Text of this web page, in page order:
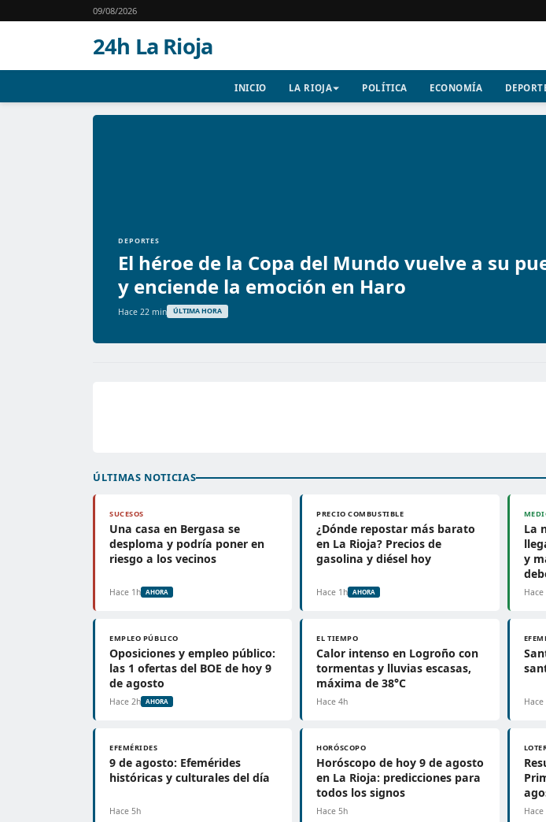
09/08/2026
24h La Rioja
INICIO LA RIOJA POLÍTICA ECONOMÍA
DEPORTES
El héroe de la Copa del Mundo vuelve a su
y enciende la emoción en Haro
Hace 22 min ÚLTIMA HORA
ÚLTIMAS NOTICIAS
SUCESOS
Una casa en Bergasa se
desploma y podría poner en
riesgo a los vecinos
Hace 1h AHORA
PRECIO COMBUSTIBLE
¿Dónde repostar más barato
en La Rioja? Precios de
gasolina y diésel hoy
Hace 1h AHORA
La
y
Hace
EMPLEO PÚBLICO
Oposiciones y empleo público:
las 1 ofertas del BOE de hoy 9
de agosto
Hace 2h AHORA
EL TIEMPO
Calor intenso en Logroño con
tormentas y lluvias escasas,
máxima de 38°C
Hace 4h Hace
EFEMÉRIDES
9 de agosto: Efemérides
históricas y culturales del día
Hace 5h
HORÓSCOPO
Horóscopo de hoy 9 de agosto
en La Rioja: predicciones para
todos los signos
Hace 5h Hace